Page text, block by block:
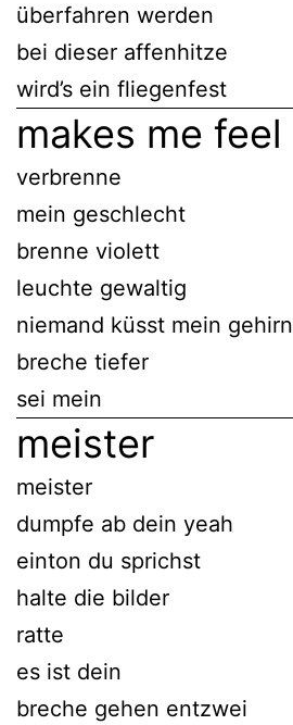
überfahren werden
bei dieser affenhitze
wird’s ein fliegenfest
makes me feel
verbrenne
mein geschlecht
brenne violett
leuchte gewaltig
niemand küsst mein gehirn
breche tiefer
sei mein
meister
meister
dumpfe ab dein yeah
einton du sprichst
halte die bilder
ratte
es ist dein
breche gehen entzwei